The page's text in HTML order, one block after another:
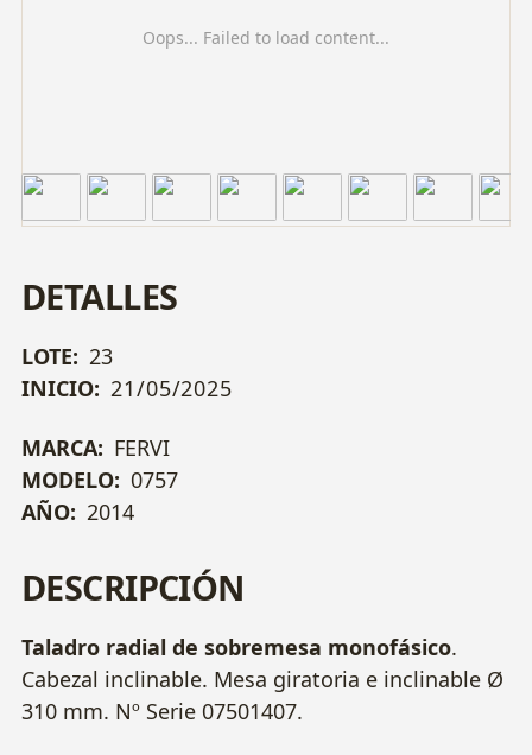
Oops... Failed to load content...
DETALLES
LOTE: 23
INICIO: 21/05/2025
MARCA: FERVI
MODELO: 0757
AÑO: 2014
DESCRIPCIÓN
Taladro radial de sobremesa monofásico.
Cabezal inclinable. Mesa giratoria e inclinable Ø
310 mm. Nº Serie 07501407.